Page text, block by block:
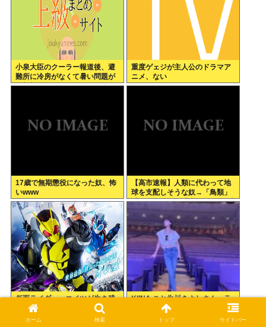
小泉大臣のクーラー報道後、避
難所に冷房がなくて暑い問題が
一切報道されなくなる。問題解
重度ゲェジが主人公のドラマア
ニメ、ない
17歳で無期懲役になった奴、怖
いwww
【高市速報】人類に代わって地
球を支配しそうな奴→「鳥類」
「タコ・イカ」「麦」の3強に絞
仮面ライダー←コイツが生き残
ってる理由
KIINA.こと氷川きよしさん、ラ
イブを前に興奮が高まりあたシ
コ欲全開www
ホーム 検索 トップ サイドバー